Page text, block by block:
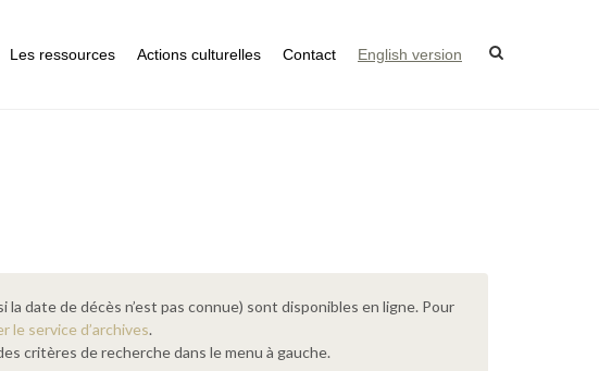
Les ressources Actions culturelles Contact English version
date de décès n’est pas connue) sont disponibles en ligne. Pour
le service d’archives.
critères de recherche dans le menu à gauche.